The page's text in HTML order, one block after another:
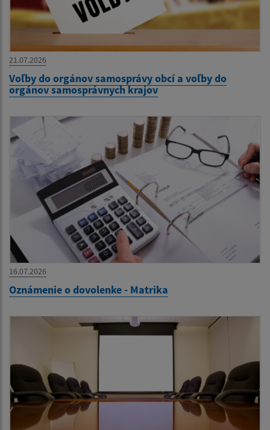
21.07.2026
Voľby do orgánov samosprávy obcí a voľby do
orgánov samosprávnych krajov
16.07.2026
Oznámenie o dovolenke - Matrika